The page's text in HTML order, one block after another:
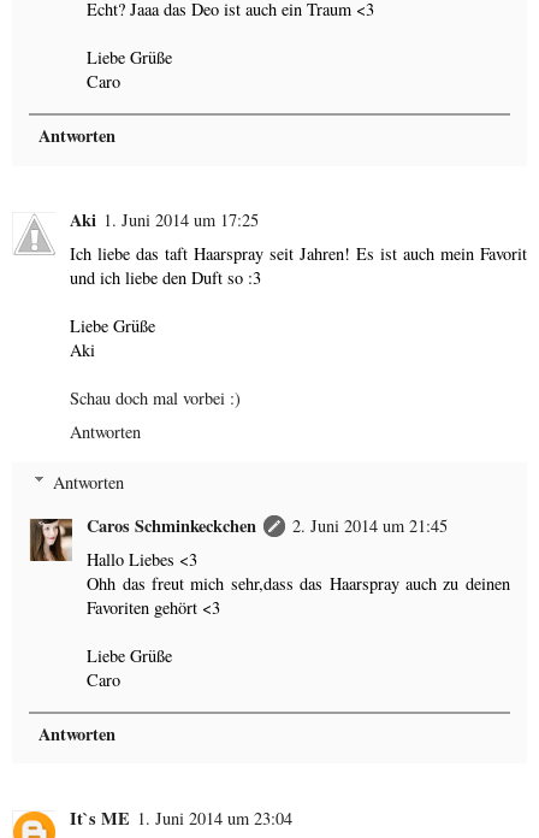
Echt? Jaaa das Deo ist auch ein Traum <3
Liebe Grüße
Caro
Antworten
Aki 1. Juni 2014 um 17:25
Ich liebe das taft Haarspray seit Jahren! Es ist auch mein Favorit
und ich liebe den Duft so :3
Liebe Grüße
Aki
Schau doch mal vorbei :)
Antworten
Antworten
Caros Schminkeckchen
2. Juni 2014 um 21:45
Hallo Liebes <3
Ohh das freut mich sehr,dass das Haarspray auch zu deinen
Favoriten gehört <3
Liebe Grüße
Caro
Antworten
It`s ME 1. Juni 2014 um 23:04